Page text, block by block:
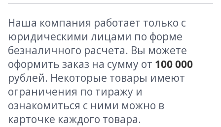
Наша компания работает только с
юридическими лицами по форме
безналичного расчета. Вы можете
оформить заказ на сумму от 100 000
рублей. Некоторые товары имеют
ограничения по тиражу и
ознакомиться с ними можно в
карточке каждого товара.